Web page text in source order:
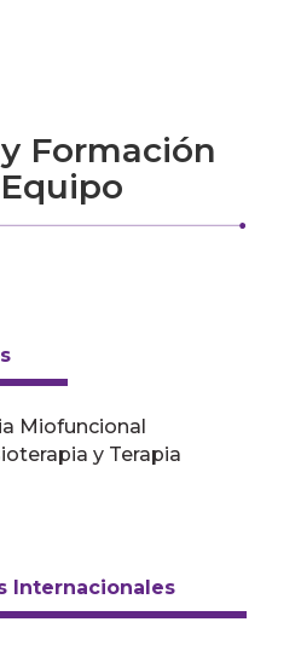
Formación
Miofuncional
y Terapia
Internacionales